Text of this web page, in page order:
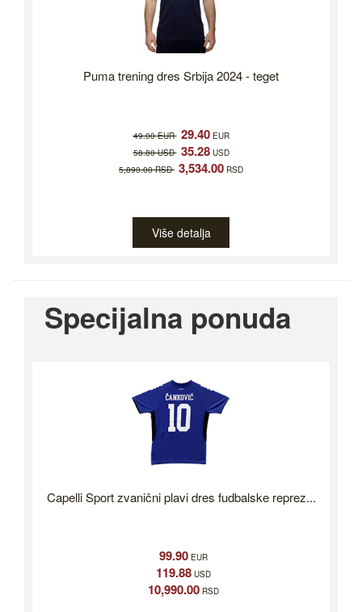
Puma trening dres Srbija 2024 - teget
49.00 EUR 29.40EUR
58.80 USD 35.28USD
5,890.00 RSD 3,534.00 RSD
Više detalja
Specijalna ponuda
Capelli Sport zvanični plavi dres fudbalske reprez...
99.90EUR
119.88USD
10,990.00RSD